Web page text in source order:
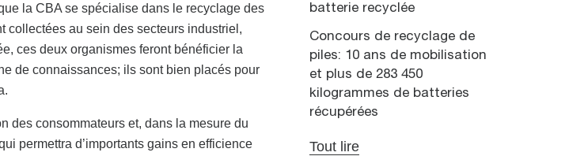
la CBA se spécialise dans le recyclage des
collectées au sein des secteurs industriel,
ces deux organismes feront bénéficier la
de connaissances; ils sont bien placés pour
des consommateurs et, dans la mesure du
permettra d’importants gains en efficience
batterie recyclée
Concours de recyclage de
piles: 10 ans de mobilisation
et plus de 283 450
kilogrammes de batteries
récupérées
Tout lire